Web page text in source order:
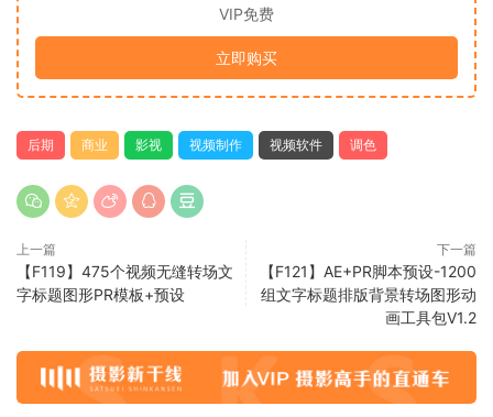
VIP免费
立即购买
后期 商业 影视 视频制作 视频软件 调色
上一篇
【F119】475个视频无缝转场文
字标题图形PR模板+预设
下一篇
【F121】AE+PR脚本预设-1200
组文字标题排版背景转场图形动
画工具包V1.2